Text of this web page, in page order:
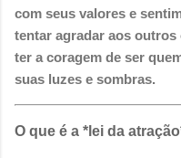
com seus valores e
tentar agradar aos outros
ter a coragem de ser
suas luzes e sombras.
O que é a *lei da